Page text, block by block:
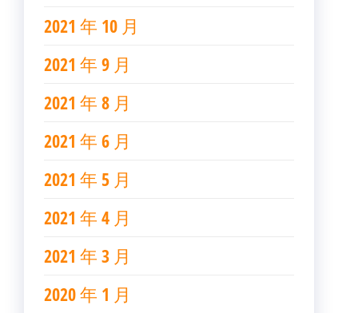
2021 年 10 月
2021 年 9 月
2021 年 8 月
2021 年 6 月
2021 年 5 月
2021 年 4 月
2021 年 3 月
2020 年 1 月